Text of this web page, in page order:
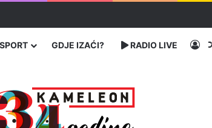
zaraženih
SPORT GDJE IZAĆI? RADIO LIVE